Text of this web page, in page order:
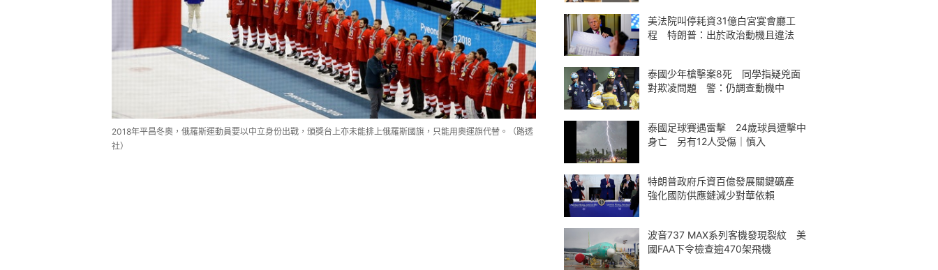
2018年平昌冬奧，俄羅斯運動員要以中立身份出戰，頒獎台上亦未能排上俄羅斯國旗，只能用奧運旗代替。（路透
社）
美法院叫停耗資31億白宮宴會廳工
程 特朗普：出於政治動機且違法
泰國少年槍擊案8死 同學指疑兇面
對欺凌問題 警：仍調查動機中
泰國足球賽遇雷擊 24歲球員遭擊中
身亡 另有12人受傷｜慎入
特朗普政府斥資百億發展關鍵礦產
強化國防供應鏈減少對華依賴
波音737 MAX系列客機發現裂紋 美
國FAA下令檢查逾470架飛機